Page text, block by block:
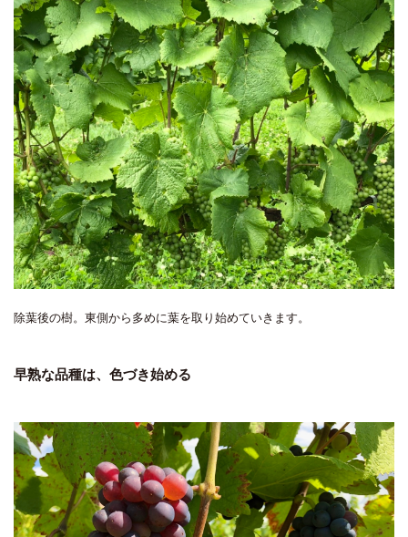
除葉後の樹。東側から多めに葉を取り始めていきます。
早熟な品種は、色づき始める